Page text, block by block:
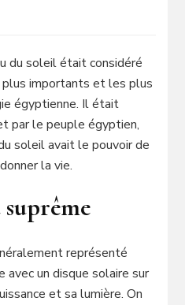
du soleil était considéré
plus importants et les plus
égyptienne. Il était
par le peuple égyptien,
soleil avait le pouvoir de
la vie.
représenté
avec un disque solaire sur
et sa lumière. On